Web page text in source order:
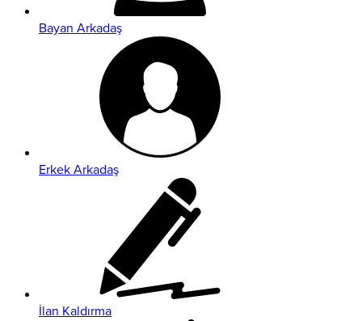
Bayan Arkadaş
Erkek Arkadaş
İlan Kaldırma